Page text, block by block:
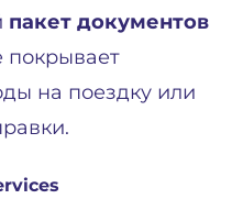
пакет документов
покрывает
на поездку или